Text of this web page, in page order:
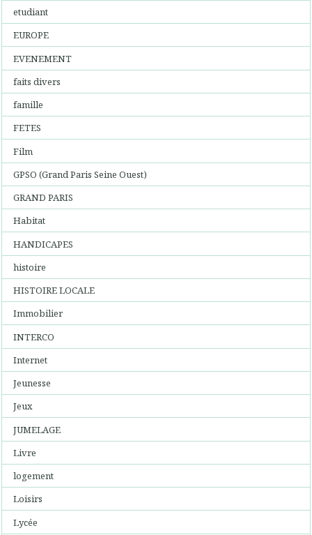
etudiant
EUROPE
EVENEMENT
faits divers
famille
FETES
Film
GPSO (Grand Paris Seine Ouest)
GRAND PARIS
Habitat
HANDICAPES
histoire
HISTOIRE LOCALE
Immobilier
INTERCO
Internet
Jeunesse
Jeux
JUMELAGE
Livre
logement
Loisirs
Lycée